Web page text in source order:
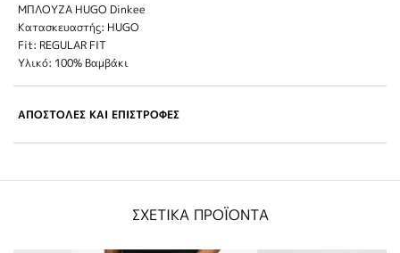
ΜΠΛΟΥΖΑ HUGO Dinkee
Κατασκευαστής: HUGO
Fit: REGULAR FIT
Υλικό: 100% Βαμβάκι
ΑΠΟΣΤΟΛΕΣ ΚΑΙ ΕΠΙΣΤΡΟΦΕΣ
ΣΧΕΤΙΚΑ ΠΡΟΪΟΝΤΑ